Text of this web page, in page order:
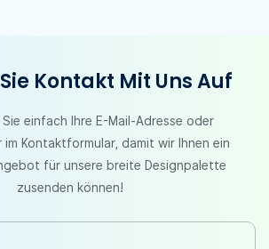
Kontakt Mit Uns Auf
einfach Ihre E-Mail-Adresse oder
im Kontaktformular, damit wir Ihnen ein
für unsere breite Designpalette
zusenden können!